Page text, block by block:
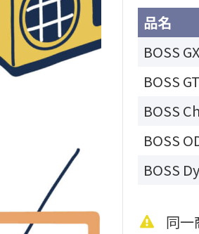
品名
BOSS
BOSS
BOSS
BOSS
BOSS
同一